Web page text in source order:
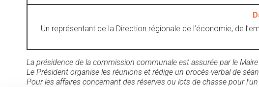
Un représentant de la Direction régionale de l’économie, de
La présidence de la commission communale est assurée par le
Le Président organise les réunions et rédige un procès-verbal de
Pour les affaires concernant des réserves ou lots de chasse pour